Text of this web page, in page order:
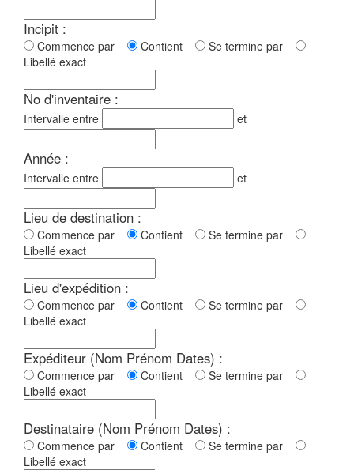
Incipit :
Commence par Contient
Se termine par
Libellé exact
No d'inventaire :
Intervalle entre et
Année :
Intervalle entre et
Lieu de destination :
Commence par Contient
Se termine par
Libellé exact
Lieu d'expédition :
Commence par Contient
Se termine par
Libellé exact
Expéditeur (Nom Prénom Dates) :
Commence par Contient
Se termine par
Libellé exact
Destinataire (Nom Prénom Dates) :
Commence par Contient
Se termine par
Libellé exact